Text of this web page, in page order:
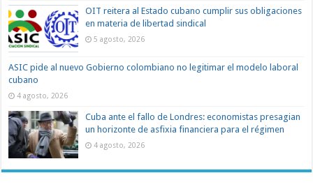
OIT reitera al Estado cubano cumplir sus obligaciones
en materia de libertad sindical
5 agosto, 2026
ASIC pide al nuevo Gobierno colombiano no legitimar el modelo laboral
cubano
4 agosto, 2026
Cuba ante el fallo de Londres: economistas presagian
un horizonte de asfixia financiera para el régimen
4 agosto, 2026